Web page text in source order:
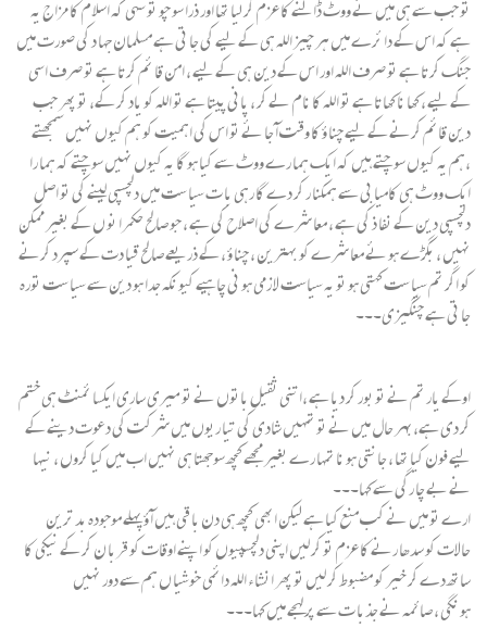
تو جب سے ہی میں نے ووٹ ڈالنے کا عزم کر لیا تھا اور ذرا سو چو تو سہی کہ اسلا م کا مزاج یہ
ہے کہ اس کے دا ئرے میں ہر چیز اللہ ہی کے لیے کی جا تی ہے مسلمان جہا د کی صورت میں
جنگ کرتا ہے تو صرف اللہ اور اس کے دین ہی کے لیے ، امن قا ئم کرتا ہے تو صرف اسی
کے لیے ، کھا نا کھاتا ہے تو اللہ کا نام لے کر ، پانی پیتا ہے تو اللہ کو یاد کر کے، تو پھر جب
دین قائم کرنے کے لیے چنا ؤ کا وقت آ جا ئے تو اس کی اہمیت کو ہم کیوں نہیں سمجھتے
،ہم یہ کیوں سوچتے ہیں کہ ایک ہما رے ووٹ سے کیا ہو گا یہ کیوں نہیں سوچتے کہ ہما را
ایک ووٹ ہی کامیا بی سے ہمکنا ر کر دے گا رہی با ت سیا ست میں دلچسپی لینے کی تو اصل
دلچسپی دین کے نفا ذ کی ہے ، معا شرے کی اصلاح کی ہے ، جو صالح حکمرا نو ں کے بغیر ممکن
نہیں ، بگڑے ہو ئے معا شرے کو بہترین ، چنا ؤ ، کے ذریعے صالح قیا دت کے سپرد کرنے
کو اگر تم سیا ست کہتی ہو تو یہ سیاست لا زمی ہو نی چاہیے کیو نکہ جدا ہو دین سے سیا ست تورہ
جا تی ہے چنگیزی۔۔۔
اوکے یار تم نے تو بور کر دیا ہے ،اتنی ثقیل باتوں نے تو میری ساری ایکسا ئمنٹ ہی ختم
کر دی ہے،بہر حال میں نے تو تمہیں شادی کی تیا ریوں میں شرکت کی دعوت دینے کے
لیے فون کیا تھا ، جانتی ہو نا تمہا رے بغیر مجھے کچھ سوجھتا ہی نہیں اب میں کیا کروں ، نیہا
نے بے چا رگی سے کہا۔۔۔
ارے تو میں نے کب منع کیا ہے لیکن ابھی کچھ ہی دن با قی ہیں آ ؤ پہلے موجودہ بد ترین
حالات کو سدھا رنے کا عزم تو کر لیں اپنی دلچسپیوں کو اپنے اوقات کو قربا ن کر کے نیکی کا
ساتھ دے کر خیر کو مضبوط کر لیں تو پھر انشا ء اللہ دائمی خوشیا ں ہم سے دور نہیں
ہو نگی ، صائمہ نے جذبا ت سے پر لہجے میں کہا۔۔۔